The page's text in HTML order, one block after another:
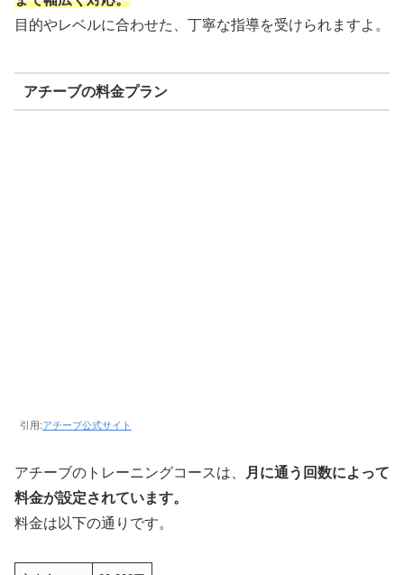
目的やレベルに合わせた、丁寧な指導を受けられますよ。
アチーブの料金プラン
引用:アチーブ公式サイト
アチーブのトレーニングコースは、
月に通う回数によって
料金が設定されています。
料金は以下の通りです。